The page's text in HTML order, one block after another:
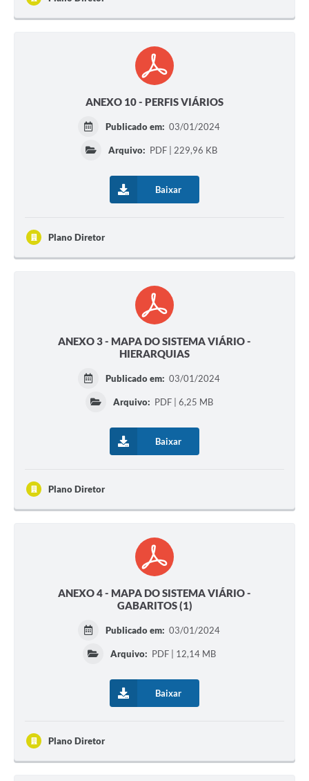
ANEXO 10 - PERFIS VIÁRIOS
Publicado em: 03/01/2024
Arquivo: PDF | 229,96 KB
Baixar
Plano Diretor
ANEXO 3 - MAPA DO SISTEMA VIÁRIO -
HIERARQUIAS
Publicado em: 03/01/2024
Arquivo: PDF | 6,25 MB
Baixar
Plano Diretor
ANEXO 4 - MAPA DO SISTEMA VIÁRIO -
GABARITOS (1)
Publicado em: 03/01/2024
Arquivo: PDF | 12,14 MB
Baixar
Plano Diretor